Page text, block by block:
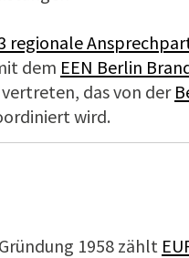
regionale
dem EEN Berlin
das von der
wird.
1958 zählt